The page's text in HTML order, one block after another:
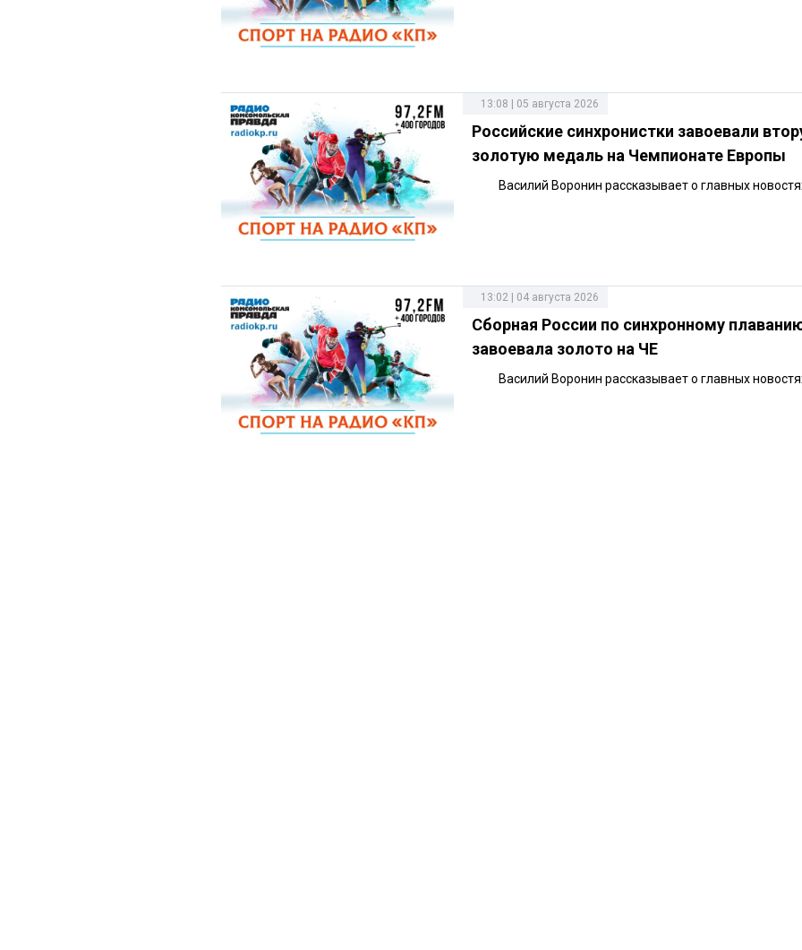
13:08 | 05 августа 2026
Российские синхронистки завоевали
золотую медаль на Чемпионате Европы
Василий Воронин рассказывает о главных
13:02 | 04 августа 2026
Сборная России по синхронному
завоевала золото на ЧЕ
Василий Воронин рассказывает о главных